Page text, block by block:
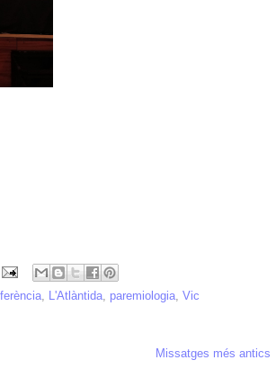
L'Atlàntida paremiologia Vic
Missatges més antics